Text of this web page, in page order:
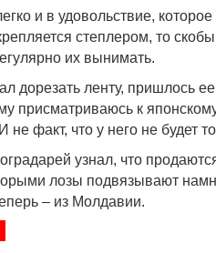
и в удовольствие,
степлером, то
их вынимать.
дорезать ленту, пришлось
присматриваюсь к
факт, что у него не будет
узнал, что
лозы подвязывают
– из Молдавии.